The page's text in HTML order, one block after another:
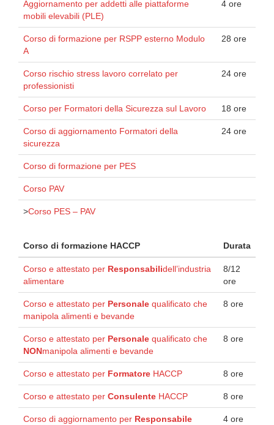
Aggiornamento per addetti alle piattaforme
mobili elevabili (PLE)
4 ore
Corso di formazione per RSPP esterno Modulo
A
28 ore
Corso rischio stress lavoro correlato per
professionisti
24 ore
Corso per Formatori della Sicurezza sul Lavoro 18 ore
Corso di aggiornamento Formatori della
sicurezza
24 ore
Corso di formazione per PES
Corso PAV
>Corso PES – PAV
Corso di formazione HACCP Durata
Corso e attestato per Responsabilidell’industria
alimentare
8/12
ore
Corso e attestato per Personale qualificato che
manipola alimenti e bevande
8 ore
Corso e attestato per Personale qualificato che
NONmanipola alimenti e bevande
8 ore
Corso e attestato per Formatore HACCP 8 ore
Corso e attestato per Consulente HACCP 8 ore
Corso di aggiornamento per Responsabile
4 ore